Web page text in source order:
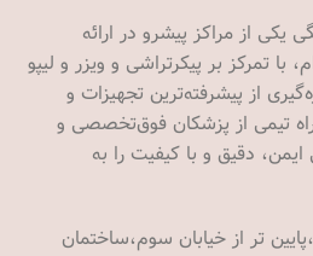
از مراکز پیشرو در ارائه
با تمرکز بر پیکرتراشی و ویزر و لیپو
از پیشرفته‌ترین تجهیزات و
تیمی از پزشکان فوق‌تخصصی و
دقیق و با کیفیت را به
تر از خیابان سوم،ساختمان